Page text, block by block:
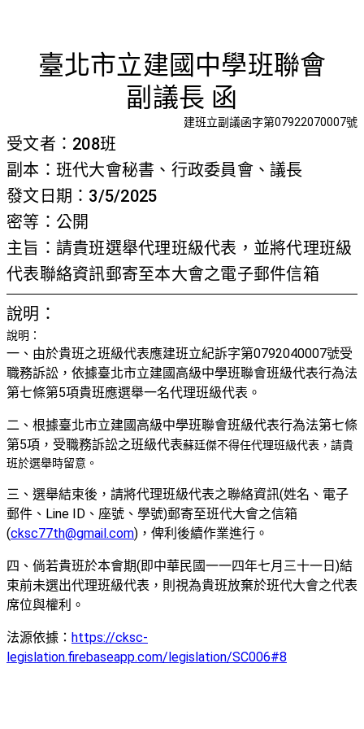
請貴班
臺北市立建國中學班聯會
副議長 函
建班立副議函字第07922070007號
受文者：208班
副本：班代大會秘書、行政委員會、議長
發文日期：3/5/2025
密等：公開
主旨：請貴班選舉代理班級代表，並將代理班級
代表聯絡資訊郵寄至本大會之電子郵件信箱
說明：
說明：
一、由於貴班之班級代表應建班立紀訴字第0792040007號受
職務訴訟，依據臺北市立建國高級中學班聯會班級代表行為法
第七條第5項貴班應選舉一名代理班級代表。
二、根據臺北市立建國高級中學班聯會班級代表行為法第七條
第5項，受職務訴訟之班級代表蘇廷傑不得任代理班級代表，請貴
班於選舉時留意。
三、選舉結束後，請將代理班級代表之聯絡資訊(姓名、電子
郵件、Line ID、座號、學號)郵寄至班代大會之信箱
(cksc77th@gmail.com)，俾利後續作業進行。
四、倘若貴班於本會期(即中華民國一一四年七月三十一日)結
束前未選出代理班級代表，則視為貴班放棄於班代大會之代表
席位與權利。
法源依據： https://cksc-
legislation.firebaseapp.com/legislation/SC006#8